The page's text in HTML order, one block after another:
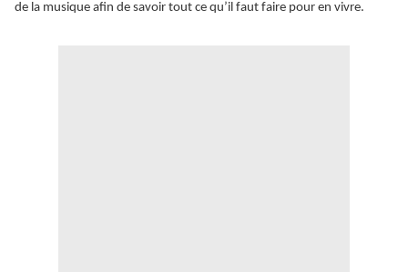
de la musique afin de savoir tout ce qu’il faut faire pour en vivre.